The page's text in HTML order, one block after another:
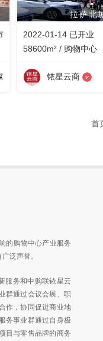
拉萨北
2022-01-14 已开业
58600m² / 购物中心
铱星云商
首
的购物中心产业服务
泛声誉。
服务和中购联铱星云
群通过会议会展、职
作，协同促进商业地
务事业群通过自身极
目与零售品牌的商务